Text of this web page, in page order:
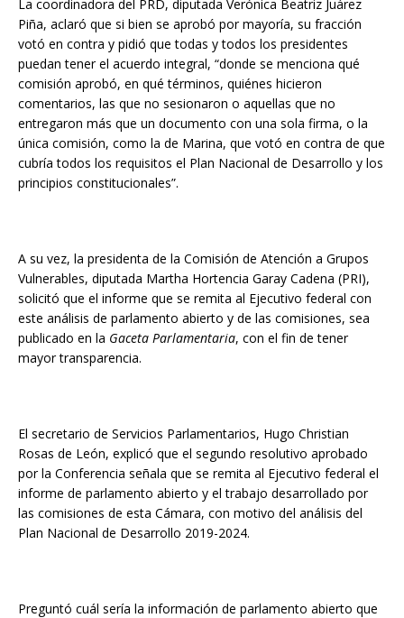
La coordinadora del PRD, diputada Verónica Beatriz Juárez
Piña, aclaró que si bien se aprobó por mayoría, su fracción
votó en contra y pidió que todas y todos los presidentes
puedan tener el acuerdo integral, “donde se menciona qué
comisión aprobó, en qué términos, quiénes hicieron
comentarios, las que no sesionaron o aquellas que no
entregaron más que un documento con una sola firma, o la
única comisión, como la de Marina, que votó en contra de que
cubría todos los requisitos el Plan Nacional de Desarrollo y los
principios constitucionales”.
A su vez, la presidenta de la Comisión de Atención a Grupos
Vulnerables, diputada Martha Hortencia Garay Cadena (PRI),
solicitó que el informe que se remita al Ejecutivo federal con
este análisis de parlamento abierto y de las comisiones, sea
publicado en la Gaceta Parlamentaria, con el fin de tener
mayor transparencia.
El secretario de Servicios Parlamentarios, Hugo Christian
Rosas de León, explicó que el segundo resolutivo aprobado
por la Conferencia señala que se remita al Ejecutivo federal el
informe de parlamento abierto y el trabajo desarrollado por
las comisiones de esta Cámara, con motivo del análisis del
Plan Nacional de Desarrollo 2019-2024.
Preguntó cuál sería la información de parlamento abierto que